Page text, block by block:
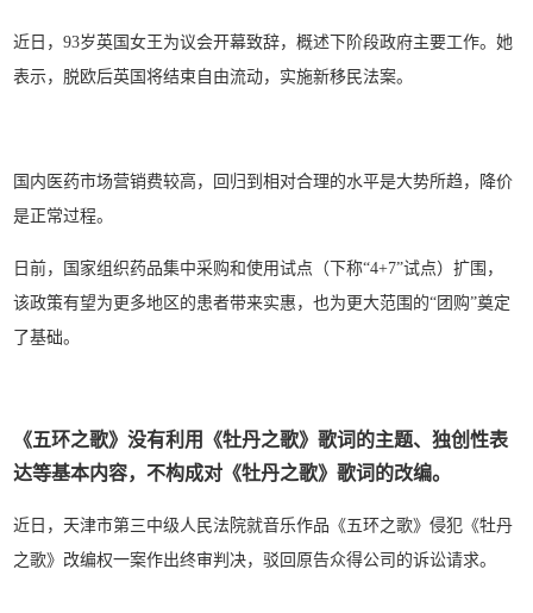
近日，93岁英国女王为议会开幕致辞，概述下阶段政府主要工作。她
表示，脱欧后英国将结束自由流动，实施新移民法案。
国内医药市场营销费较高，回归到相对合理的水平是大势所趋，降价
是正常过程。
日前，国家组织药品集中采购和使用试点（下称“4+7”试点）扩围，
该政策有望为更多地区的患者带来实惠，也为更大范围的“团购”奠定
了基础。
《五环之歌》没有利用《牡丹之歌》歌词的主题、独创性表
达等基本内容，不构成对《牡丹之歌》歌词的改编。
近日，天津市第三中级人民法院就音乐作品《五环之歌》侵犯《牡丹
之歌》改编权一案作出终审判决，驳回原告众得公司的诉讼请求。